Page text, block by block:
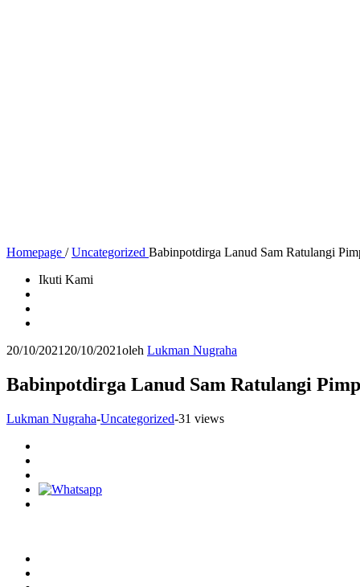
Homepage / Uncategorized Babinpotdirga Lanud Sam Ratulangi
Ikuti Kami
20/10/2021 20/10/2021oleh Lukman Nugraha
Babinpotdirga Lanud Sam Ratulangi
Lukman Nugraha-Uncategorized-31 views